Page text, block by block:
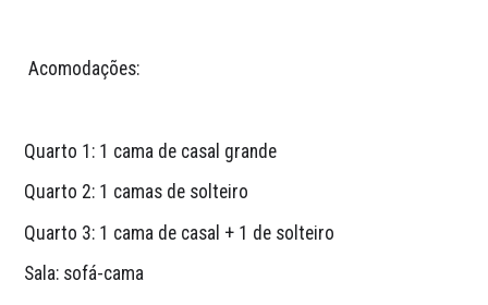
Acomodações:
Quarto 1: 1 cama de casal grande
Quarto 2: 1 camas de solteiro
Quarto 3: 1 cama de casal + 1 de solteiro
Sala: sofá-cama